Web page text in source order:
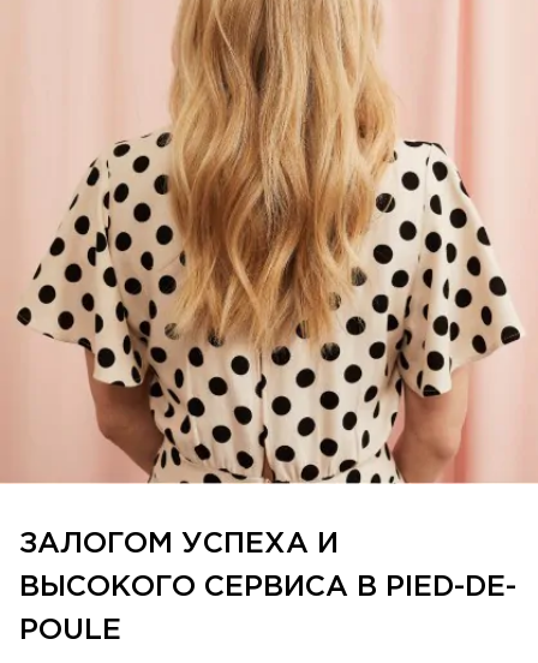
ЗАЛОГОМ УСПЕХА И
ВЫСОКОГО СЕРВИСА В PIED-DE-
POULE